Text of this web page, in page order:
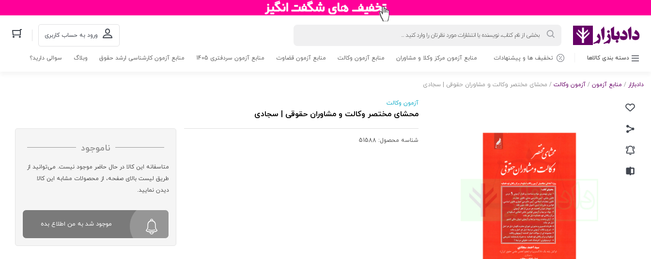
محصولات ورود به حساب کاربری
دسته بندی کالاها تخفیف ها و پیشنهادات منابع آزمون مرکز وکلا و مشاوران منابع آزمون وکالت منابع آزمون قضاوت منابع آزمون سردفتری 1405 منابع آزمون کارشناسی ارشد حقوق وبلاگ سوالی دارید؟
دادبازار / منابع آزمون / آزمون وکالت / محشای مختصر وکالت و مشاوران حقوقی | سجادی
آزمون وکالت
محشای مختصر وکالت و مشاوران حقوقی | سجادی
شناسه محصول: 51588
ناموجود
متاسفانه این کالا در حال حاضر موجود نیست. می‌توانید از
طریق لیست بالای صفحه، از محصولات مشابه این کالا
دیدن نمایید.
موجود شد به من اطلاع بده